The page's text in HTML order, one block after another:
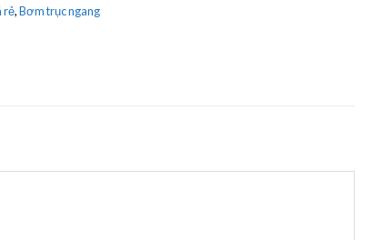
rẻ,Bơm trục ngang